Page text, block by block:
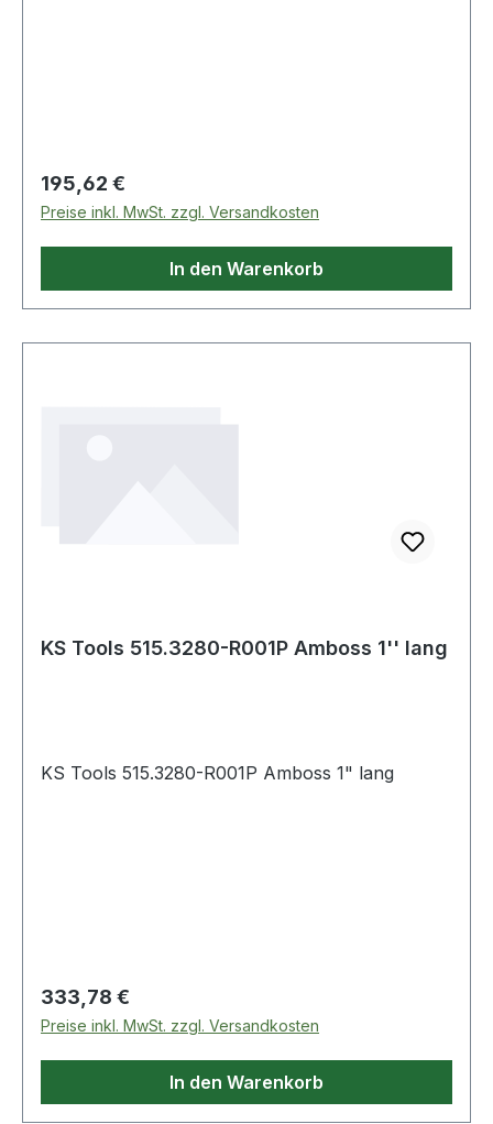
Regulärer Preis:
195,62 €
Preise inkl. MwSt. zzgl. Versandkosten
In den Warenkorb
KS Tools 515.3280-R001P Amboss 1'' lang
KS Tools 515.3280-R001P Amboss 1" lang
Regulärer Preis:
333,78 €
Preise inkl. MwSt. zzgl. Versandkosten
In den Warenkorb